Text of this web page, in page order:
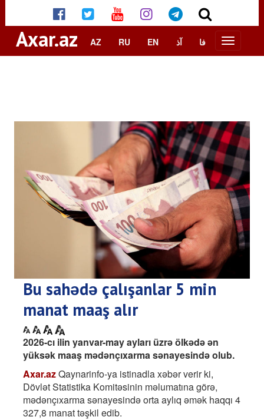
Axar.az AZ RU EN آذ فا
Bu sahədə çalışanlar 5 min
manat maaş alır
2026-cı ilin yanvar-may ayları üzrə ölkədə ən
yüksək maaş mədənçıxarma sənayesində olub.
Axar.azQaynarinfo-ya istinadla xəbər verir ki,
Dövlət Statistika Komitəsinin məlumatına görə,
mədənçıxarma sənayesində orta aylıq əmək haqqı 4
327,8 manat təşkil edib.